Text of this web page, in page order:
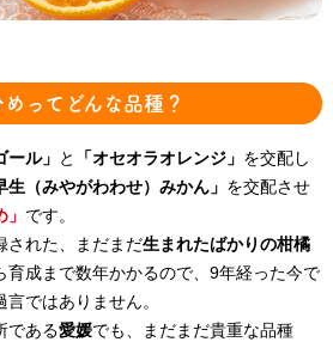
めってどんな品種？
ル」 と 「オセオラオレンジ」 を交配し
生（みやがわわせ）みかん」 を交配させ
です。
された、まだまだ生まれたばかりの柑橘
育成まで数年かかるので、9年経った今で
ではありません。
である愛媛でも、まだまだ貴重な品種